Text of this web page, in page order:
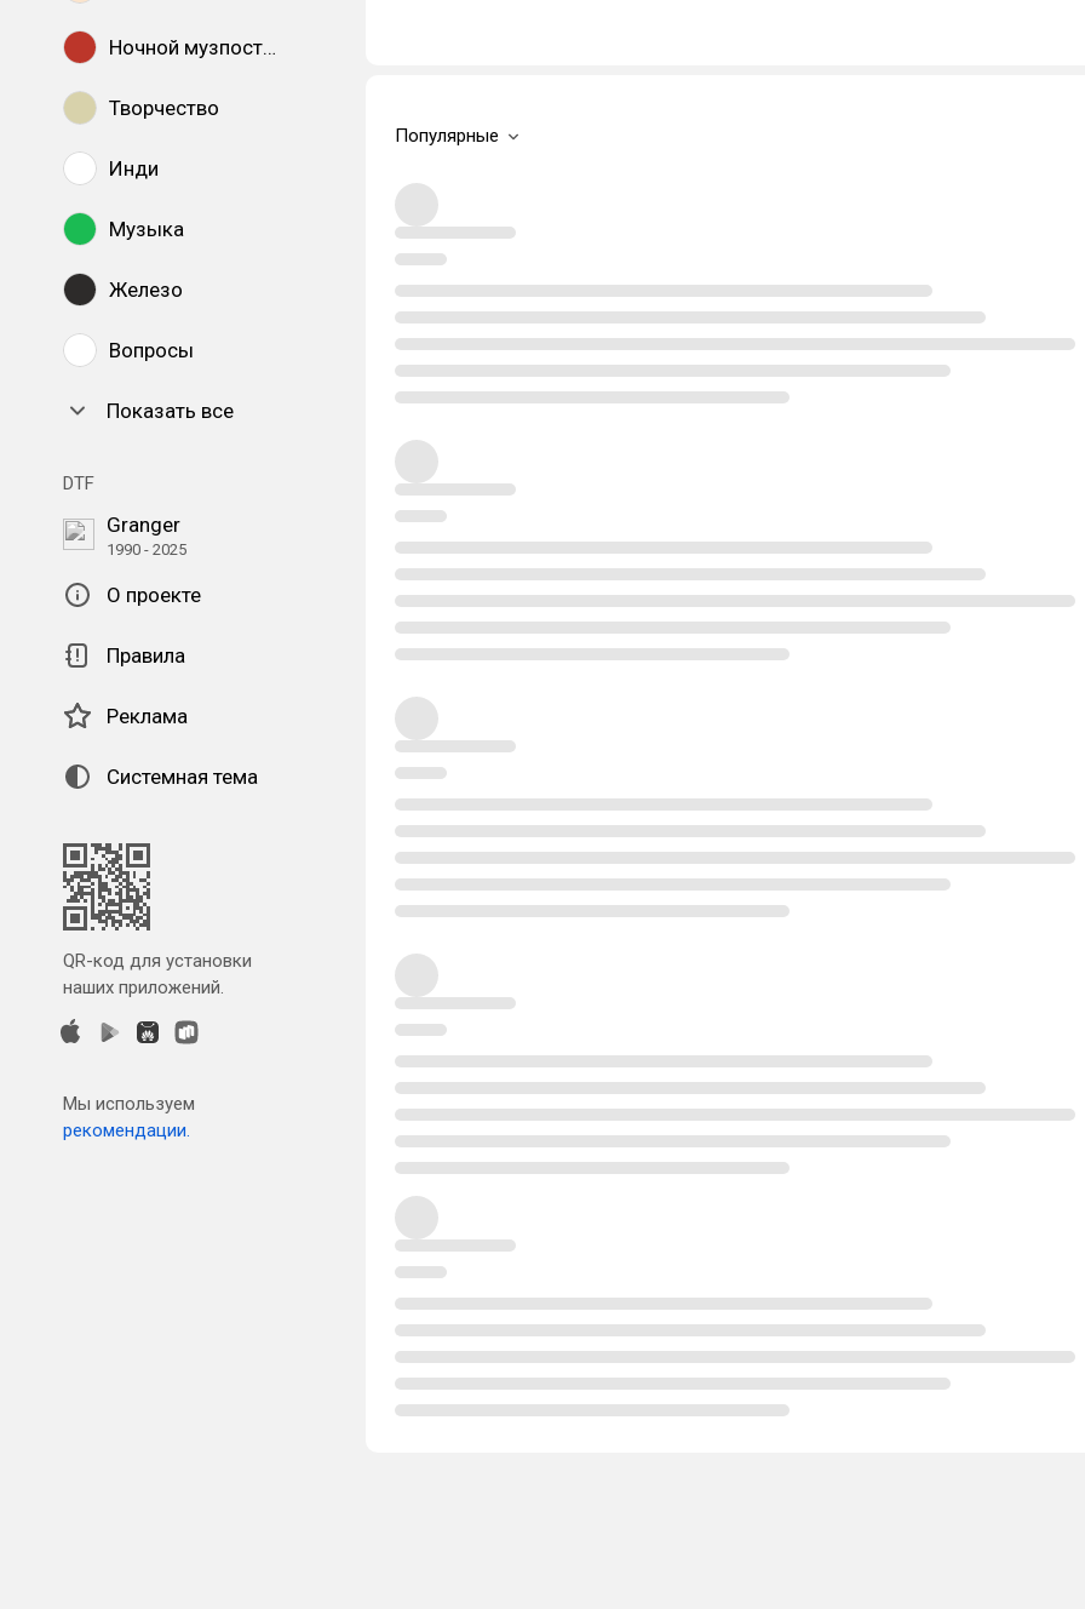
Ночной музпостинг
Творчество
Инди
Музыка
Железо
Вопросы
Показать все
DTF
Granger
1990 - 2025
О проекте
Правила
Реклама
Системная тема
QR-код для установки
наших приложений.
Мы используем
рекомендации.
Популярные